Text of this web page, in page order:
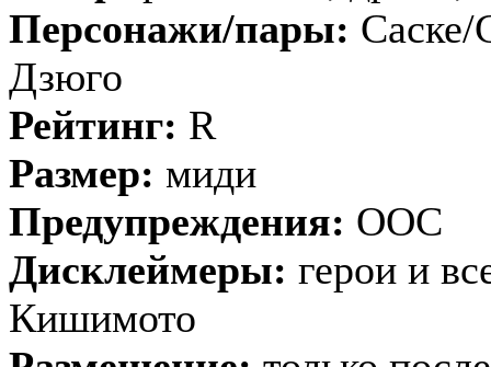
Персонажи/пары: Саске/
Дзюго
Рейтинг: R
Размер: миди
Предупреждения: ООС
Дисклеймеры: герои и
Кишимото